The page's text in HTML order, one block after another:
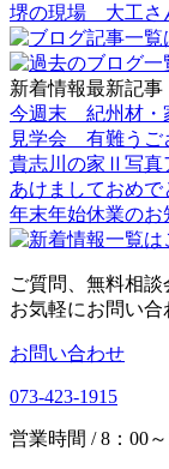
堺の現場 大工さ
新着情報最新記事
今週末 紀州材・
見学会 有難うご
貴志川の家Ⅱ写真
あけましておめ
年末年始休業のお
ご質問、無料相
お気軽にお問い合
お問い合わせ
073-423-1915
営業時間 / 8：00